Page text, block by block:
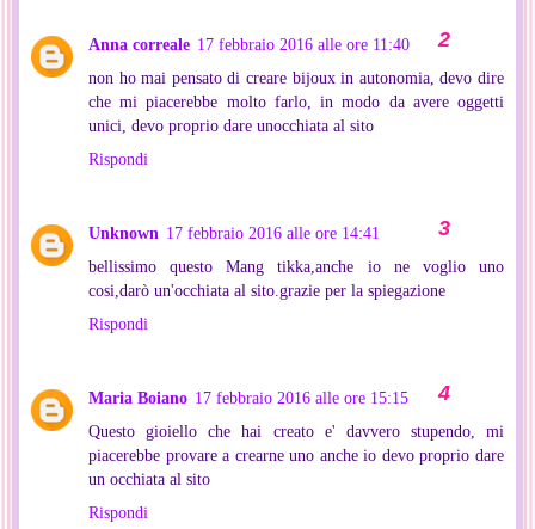
Anna correale 17 febbraio 2016 alle ore 11:40
non ho mai pensato di creare bijoux in autonomia, devo dire
che mi piacerebbe molto farlo, in modo da avere oggetti
unici, devo proprio dare unocchiata al sito
Rispondi
Unknown 17 febbraio 2016 alle ore 14:41
bellissimo questo Mang tikka,anche io ne voglio uno
cosi,darò un'occhiata al sito.grazie per la spiegazione
Rispondi
Maria Boiano 17 febbraio 2016 alle ore 15:15
Questo gioiello che hai creato e' davvero stupendo, mi
piacerebbe provare a crearne uno anche io devo proprio dare
un occhiata al sito
Rispondi